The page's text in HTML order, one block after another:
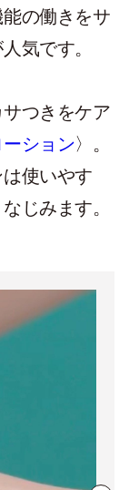
の働きをサ
気です。
つきをケア
ション〉。
使いやす
じみます。